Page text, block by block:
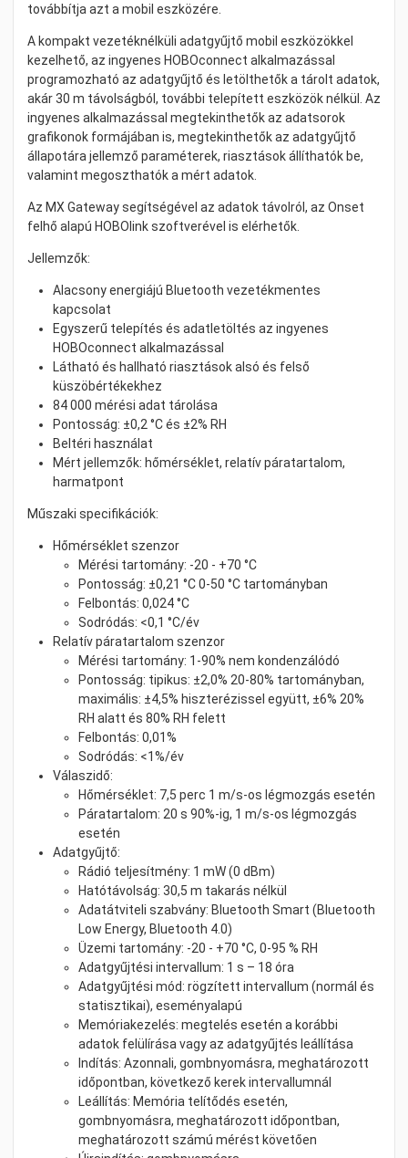
továbbítja azt a mobil eszközére.
A kompakt vezetéknélküli adatgyűjtő mobil eszközökkel
kezelhető, az ingyenes HOBOconnect alkalmazással
programozható az adatgyűjtő és letölthetők a tárolt adatok,
akár 30 m távolságból, további telepített eszközök nélkül. Az
ingyenes alkalmazással megtekinthetők az adatsorok
grafikonok formájában is, megtekinthetők az adatgyűjtő
állapotára jellemző paraméterek, riasztások állíthatók be,
valamint megoszthatók a mért adatok.
Az MX Gateway segítségével az adatok távolról, az Onset
felhő alapú HOBOlink szoftverével is elérhetők.
Jellemzők:
Alacsony energiájú Bluetooth vezetékmentes
kapcsolat
Egyszerű telepítés és adatletöltés az ingyenes
HOBOconnect alkalmazással
Látható és hallható riasztások alsó és felső
küszöbértékekhez
84 000 mérési adat tárolása
Pontosság: ±0,2 °C és ±2% RH
Beltéri használat
Mért jellemzők: hőmérséklet, relatív páratartalom,
harmatpont
Műszaki specifikációk:
Hőmérséklet szenzor
Mérési tartomány: -20 - +70 °C
Pontosság: ±0,21 °C 0-50 °C tartományban
Felbontás: 0,024 °C
Sodródás: <0,1 °C/év
Relatív páratartalom szenzor
Mérési tartomány: 1-90% nem kondenzálódó
Pontosság: tipikus: ±2,0% 20-80% tartományban,
maximális: ±4,5% hiszterézissel együtt, ±6% 20%
RH alatt és 80% RH felett
Felbontás: 0,01%
Sodródás: <1%/év
Válaszidő:
Hőmérséklet: 7,5 perc 1 m/s-os légmozgás esetén
Páratartalom: 20 s 90%-ig, 1 m/s-os légmozgás
esetén
Adatgyűjtő:
Rádió teljesítmény: 1 mW (0 dBm)
Hatótávolság: 30,5 m takarás nélkül
Adatátviteli szabvány: Bluetooth Smart (Bluetooth
Low Energy, Bluetooth 4.0)
Üzemi tartomány: -20 - +70 °C, 0-95 % RH
Adatgyűjtési intervallum: 1 s – 18 óra
Adatgyűjtési mód: rögzített intervallum (normál és
statisztikai), eseményalapú
Memóriakezelés: megtelés esetén a korábbi
adatok felülírása vagy az adatgyűjtés leállítása
Indítás: Azonnali, gombnyomásra, meghatározott
időpontban, következő kerek intervallumnál
Leállítás: Memória telítődés esetén,
gombnyomásra, meghatározott időpontban,
meghatározott számú mérést követően